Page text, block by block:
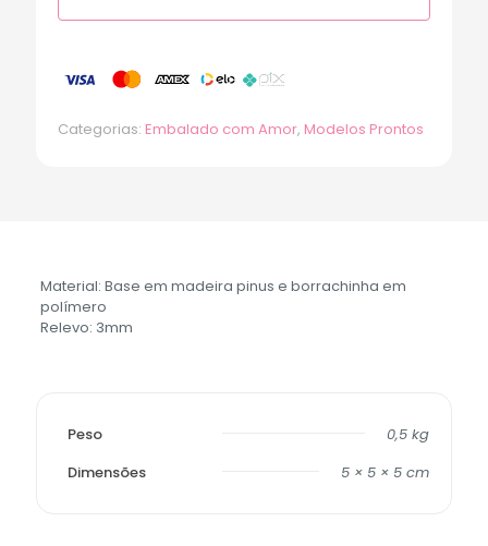
Categorias: Embalado com Amor, Modelos Prontos
Material: Base em madeira pinus e borrachinha em
polímero
Relevo: 3mm
Peso
0,5 kg
Dimensões
5 × 5 × 5 cm